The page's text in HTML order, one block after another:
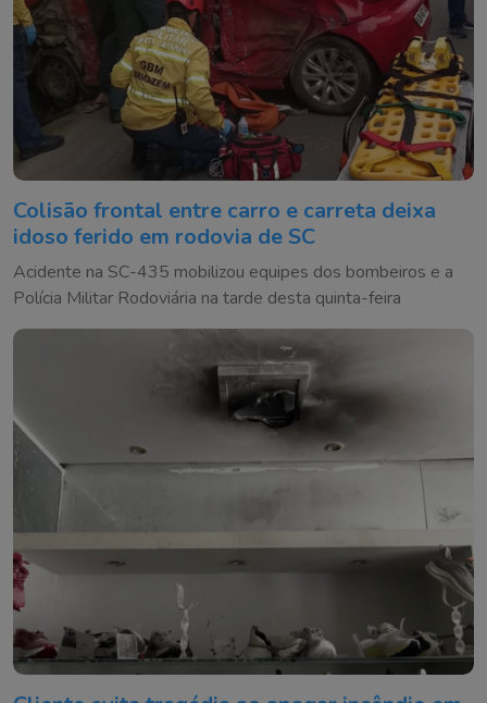
Colisão frontal entre carro e carreta deixa
idoso ferido em rodovia de SC
Acidente na SC-435 mobilizou equipes dos bombeiros e a
Polícia Militar Rodoviária na tarde desta quinta-feira